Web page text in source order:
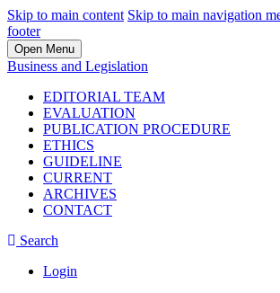
Skip to main content Skip to main navigation
footer
Open Menu
Business and Legislation
EDITORIAL TEAM
EVALUATION
PUBLICATION PROCEDURE
ETHICS
GUIDELINE
CURRENT
ARCHIVES
CONTACT
Search
Login